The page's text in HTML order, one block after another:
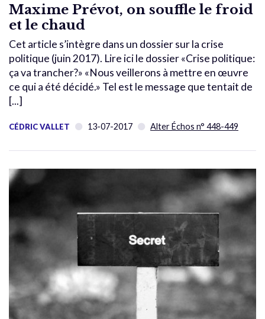
Maxime Prévot, on souffle le froid
et le chaud
Cet article s’intègre dans un dossier sur la crise
politique (juin 2017). Lire ici le dossier «Crise politique:
ça va trancher?» «Nous veillerons à mettre en œuvre
ce qui a été décidé.» Tel est le message que tentait de
[...]
CÉDRIC VALLET 13-07-2017 Alter Échos n° 448-449